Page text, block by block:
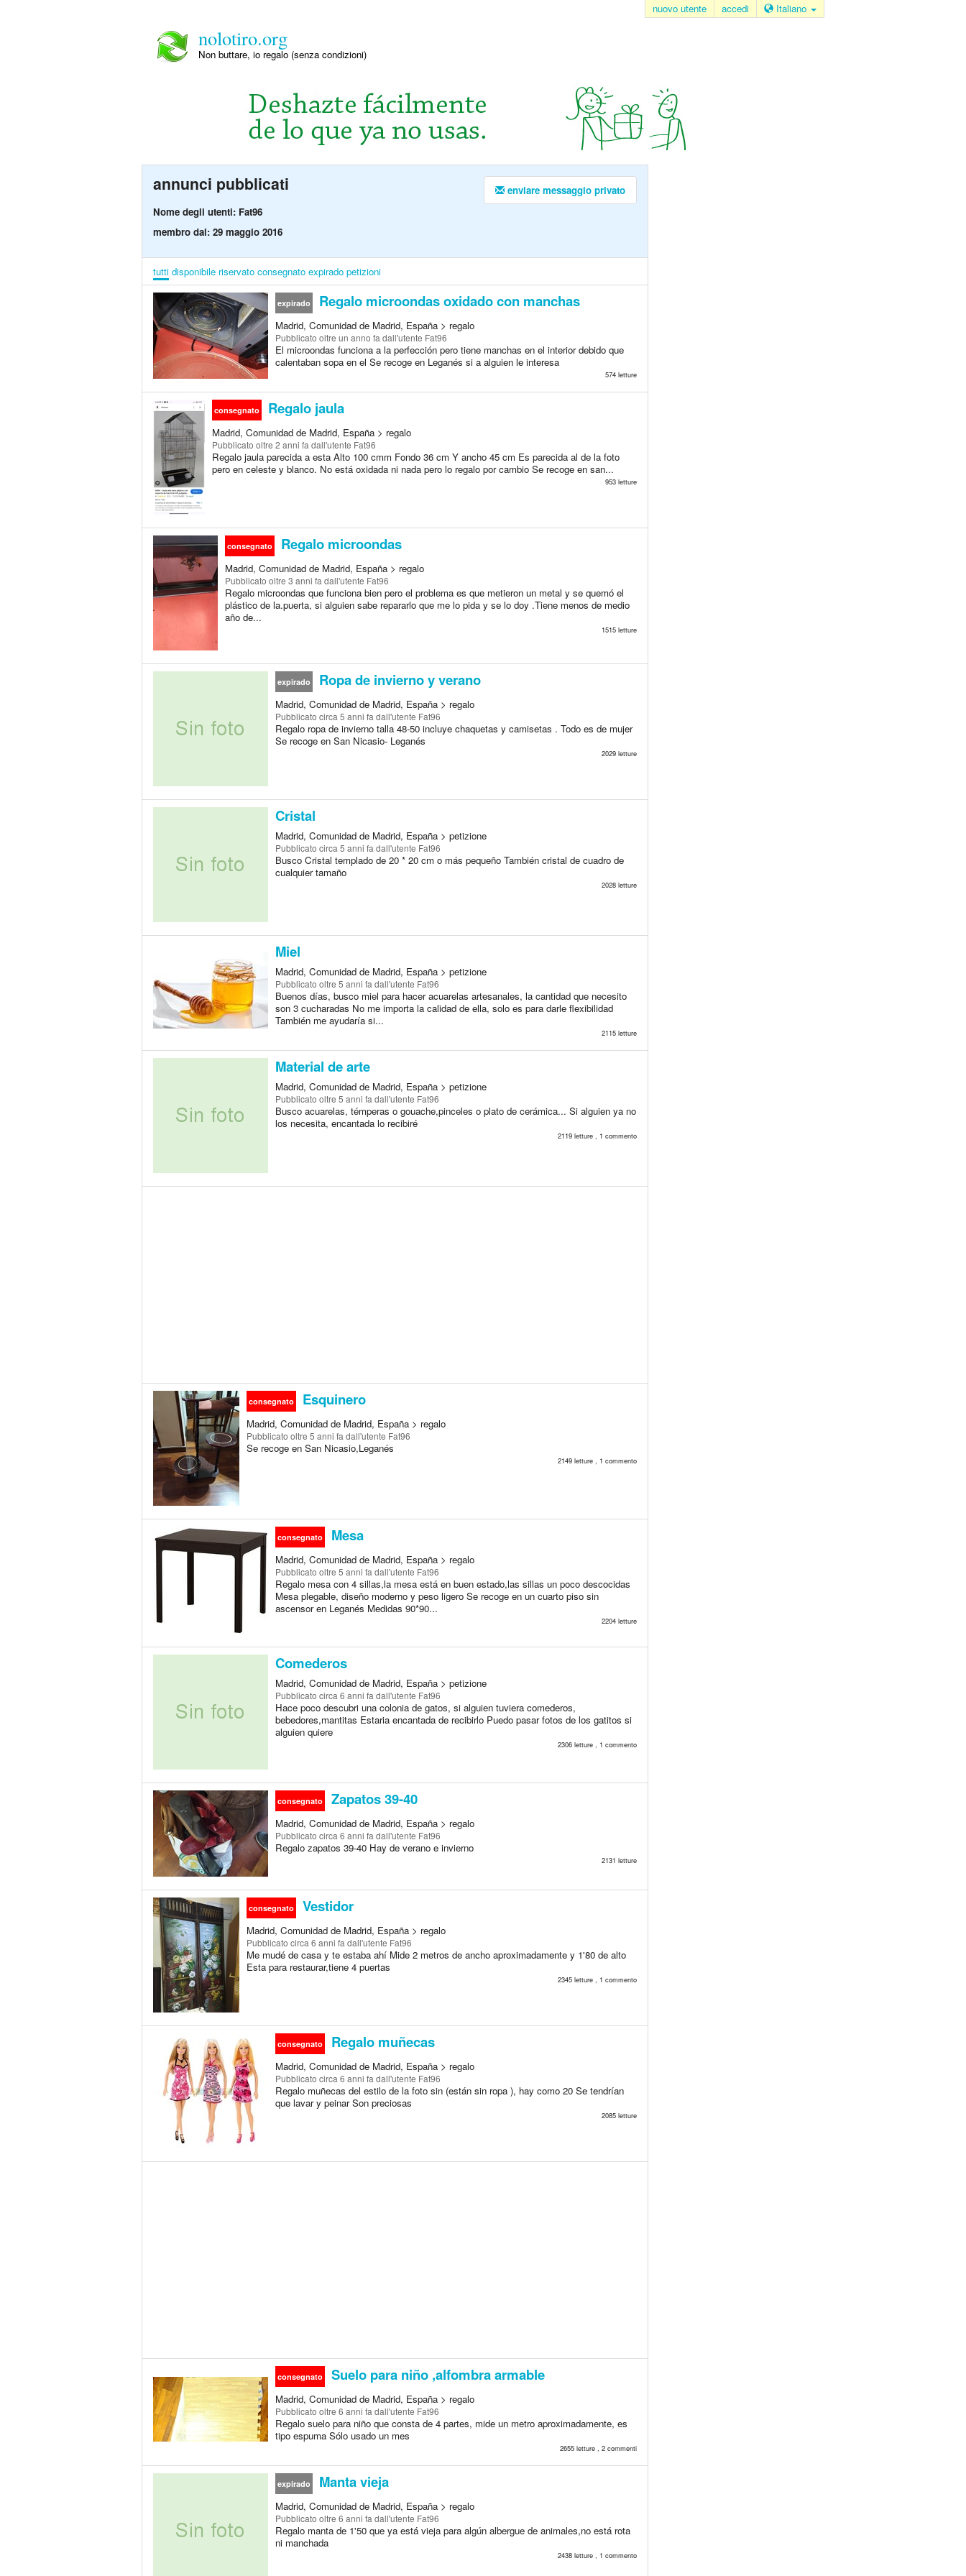
nuovo utente accedi Italiano
nolotiro.org
Non buttare, io regalo (senza condizioni)
enviare messaggio privato
annunci pubblicati
Nome degli utenti: Fat96
membro dal: 29 maggio 2016
tutti disponibile riservato consegnato expirado petizioni
expirado Regalo microondas oxidado con manchas
Madrid, Comunidad de Madrid, España > regalo
Pubblicato oltre un anno fa dall'utente Fat96
El microondas funciona a la perfección pero tiene manchas en el interior debido que
calentaban sopa en el Se recoge en Leganés si a alguien le interesa
574 letture
consegnato Regalo jaula
Madrid, Comunidad de Madrid, España > regalo
Pubblicato oltre 2 anni fa dall'utente Fat96
Regalo jaula parecida a esta Alto 100 cmm Fondo 36 cm Y ancho 45 cm Es parecida al de la foto
pero en celeste y blanco. No está oxidada ni nada pero lo regalo por cambio Se recoge en san...
953 letture
consegnato Regalo microondas
Madrid, Comunidad de Madrid, España > regalo
Pubblicato oltre 3 anni fa dall'utente Fat96
Regalo microondas que funciona bien pero el problema es que metieron un metal y se quemó el
plástico de la.puerta, si alguien sabe repararlo que me lo pida y se lo doy .Tiene menos de medio
año de...
1515 letture
expirado Ropa de invierno y verano
Madrid, Comunidad de Madrid, España > regalo
Pubblicato circa 5 anni fa dall'utente Fat96
Regalo ropa de invierno talla 48-50 incluye chaquetas y camisetas . Todo es de mujer
Se recoge en San Nicasio- Leganés
2029 letture
Cristal
Madrid, Comunidad de Madrid, España > petizione
Pubblicato circa 5 anni fa dall'utente Fat96
Busco Cristal templado de 20 * 20 cm o más pequeño También cristal de cuadro de
cualquier tamaño
2028 letture
Miel
Madrid, Comunidad de Madrid, España > petizione
Pubblicato oltre 5 anni fa dall'utente Fat96
Buenos días, busco miel para hacer acuarelas artesanales, la cantidad que necesito
son 3 cucharadas No me importa la calidad de ella, solo es para darle flexibilidad
También me ayudaría si...
2115 letture
Material de arte
Madrid, Comunidad de Madrid, España > petizione
Pubblicato oltre 5 anni fa dall'utente Fat96
Busco acuarelas, témperas o gouache,pinceles o plato de cerámica... Si alguien ya no
los necesita, encantada lo recibiré
2119 letture , 1 commento
consegnato Esquinero
Madrid, Comunidad de Madrid, España > regalo
Pubblicato oltre 5 anni fa dall'utente Fat96
Se recoge en San Nicasio,Leganés
2149 letture , 1 commento
consegnato Mesa
Madrid, Comunidad de Madrid, España > regalo
Pubblicato oltre 5 anni fa dall'utente Fat96
Regalo mesa con 4 sillas,la mesa está en buen estado,las sillas un poco descocidas
Mesa plegable, diseño moderno y peso ligero Se recoge en un cuarto piso sin
ascensor en Leganés Medidas 90*90...
2204 letture
Comederos
Madrid, Comunidad de Madrid, España > petizione
Pubblicato circa 6 anni fa dall'utente Fat96
Hace poco descubri una colonia de gatos, si alguien tuviera comederos,
bebedores,mantitas Estaria encantada de recibirlo Puedo pasar fotos de los gatitos si
alguien quiere
2306 letture , 1 commento
consegnato Zapatos 39-40
Madrid, Comunidad de Madrid, España > regalo
Pubblicato circa 6 anni fa dall'utente Fat96
Regalo zapatos 39-40 Hay de verano e invierno
2131 letture
consegnato Vestidor
Madrid, Comunidad de Madrid, España > regalo
Pubblicato circa 6 anni fa dall'utente Fat96
Me mudé de casa y te estaba ahí Mide 2 metros de ancho aproximadamente y 1'80 de alto
Esta para restaurar,tiene 4 puertas
2345 letture , 1 commento
consegnato Regalo muñecas
Madrid, Comunidad de Madrid, España > regalo
Pubblicato circa 6 anni fa dall'utente Fat96
Regalo muñecas del estilo de la foto sin (están sin ropa ), hay como 20 Se tendrían
que lavar y peinar Son preciosas
2085 letture
consegnato Suelo para niño ,alfombra armable
Madrid, Comunidad de Madrid, España > regalo
Pubblicato oltre 6 anni fa dall'utente Fat96
Regalo suelo para niño que consta de 4 partes, mide un metro aproximadamente, es
tipo espuma Sólo usado un mes
2655 letture , 2 commenti
expirado Manta vieja
Madrid, Comunidad de Madrid, España > regalo
Pubblicato oltre 6 anni fa dall'utente Fat96
Regalo manta de 1'50 que ya está vieja para algún albergue de animales,no está rota
ni manchada
2438 letture , 1 commento